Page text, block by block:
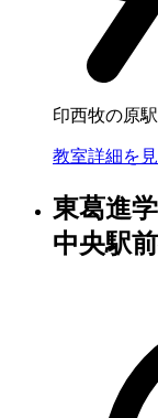
印西牧の原
教室詳細を
東葛進
中央駅